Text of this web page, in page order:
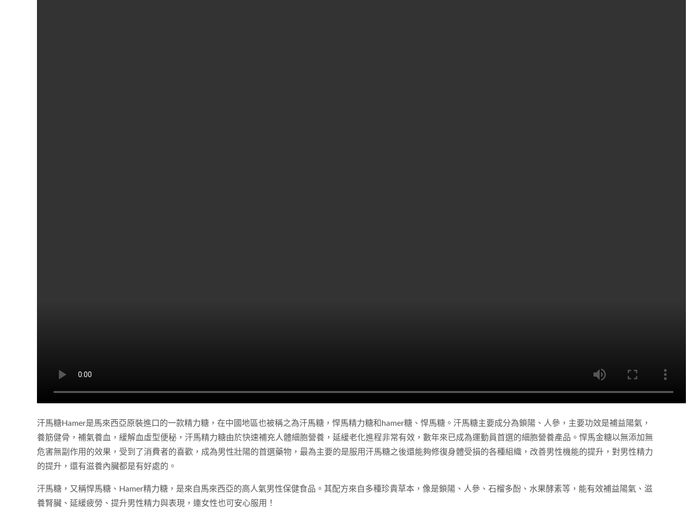
汗馬糖Hamer是馬來西亞原裝進口的一款精力糖，在中國地區也被稱之為汗馬糖，悍馬精力糖和hamer糖、悍馬糖。汗馬糖主要成分為鎖陽、人參，主要功效是補益陽氣，
養筋健骨，補氣養血，緩解血虛型便秘，汗馬精力糖由於快速補充人體細胞營養，延緩老化進程非常有效，數年來已成為運動員首選的細胞營養產品。悍馬金糖以無添加無
危害無副作用的效果，受到了消費者的喜歡，成為男性壯陽的首選藥物，最為主要的是服用汗馬糖之後還能夠修復身體受損的各種組織，改善男性機能的提升，對男性精力
的提升，還有滋養內臟都是有好處的。
汗馬糖，又稱悍馬糖、Hamer精力糖，是來自馬來西亞的高人氣男性保健食品。其配方來自多種珍貴草本，像是鎖陽、人參、石榴多酚、水果酵素等，能有效補益陽氣、滋
養腎臟、延緩疲勞、提升男性精力與表現，連女性也可安心服用！